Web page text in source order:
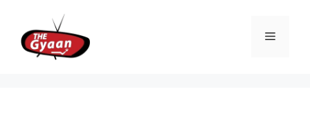
content
Menu